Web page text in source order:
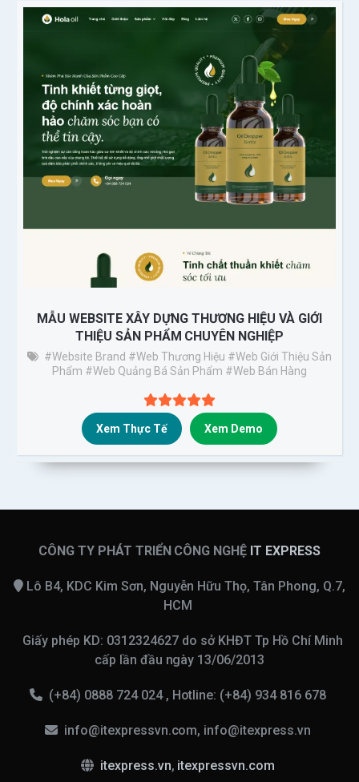
MẪU WEBSITE XÂY DỰNG THƯƠNG HIỆU VÀ GIỚI
THIỆU SẢN PHẨM CHUYÊN NGHIỆP
#Website Brand #web Thương Hiệu #web Giới Thiệu Sản
Phẩm #Web Quảng Bá Sản Phẩm #web Bán Hàng
Xem Thực Tế Xem Demo
CÔNG TY PHÁT TRIỂN CÔNG NGHỆ IT EXPRESS
Lô B4, KDC Kim Sơn, Nguyễn Hữu Thọ, Tân Phong, Q.7,
HCM
Giấy phép KD: 0312324627 do sở KHĐT Tp Hồ Chí Minh
cấp lần đầu ngày 13/06/2013
(+84) 0888 724 024 , Hotline: (+84) 934 816 678
info@itexpressvn.com, info@itexpress.vn
itexpress.vn, itexpressvn.com